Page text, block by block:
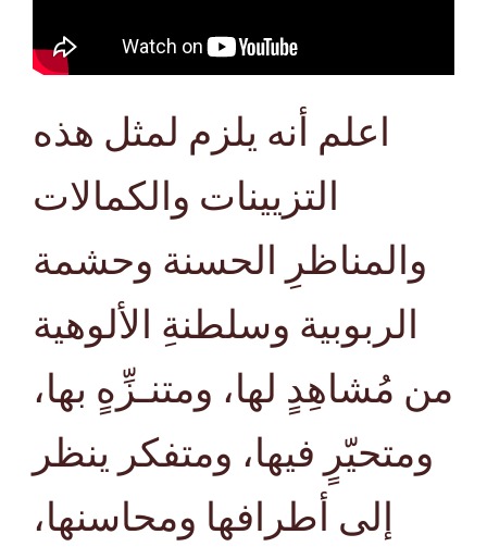
اعلم أنه يلزم لمثل هذه
التزيينات والكمالات
والمناظرِ الحسنة وحشمة
الربوبية وسلطنةِ الألوهية
من مُشاهِدٍ لها، ومتنـزِّهٍ بها،
ومتحيّرٍ فيها، ومتفكر ينظر
إلى أطرافها ومحاسنها،